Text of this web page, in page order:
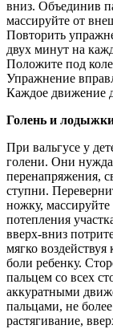
вниз. Объединив
массируйте от
Повторить
двух минут на
Положите под
Упражнение
Каждое движение
Голень и
При вальгусе у
голени. Они
перенапряжения,
ступни.
ножку,
потепления
вверх-вниз
мягко
боли ребенку.
пальцем со всех
аккуратными
пальцами, не
растягивание,